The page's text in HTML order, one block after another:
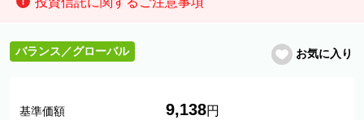
バランス／グローバル お気に入り
基準価額
9,138円